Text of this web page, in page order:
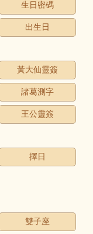
生日密碼
出生日
黃大仙靈簽
諸葛測字
王公靈簽
擇日
雙子座